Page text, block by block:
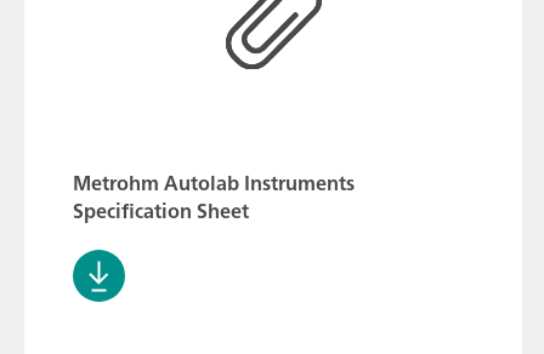
Metrohm Autolab Instruments
Specification Sheet